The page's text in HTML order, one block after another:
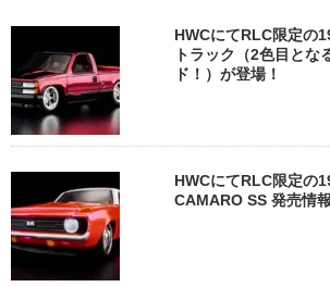
HWCにてRLC限定の
トラック（2色目とな
ド！）が登場！
HWCにてRLC限定の
CAMARO SS 発売情報